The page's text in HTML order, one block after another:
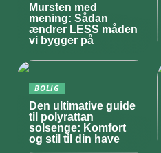
Mursten med
mening: Sådan
ændrer LESS måden
vi bygger på
BOLIG
Den ultimative guide
til polyrattan
solsenge: Komfort
og stil til din have